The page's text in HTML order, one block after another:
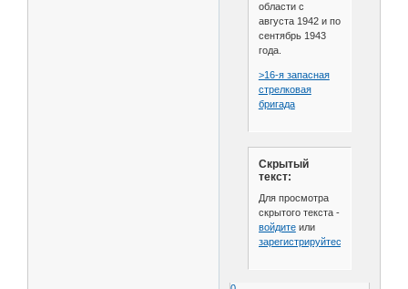
области с
августа 1942 и по
сентябрь 1943
года.
>16-я запасная
стрелковая
бригада
Скрытый
текст:
Для просмотра
скрытого текста -
войдитеили
зарегистрируйтесь